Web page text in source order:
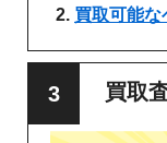
買取可能な
買取